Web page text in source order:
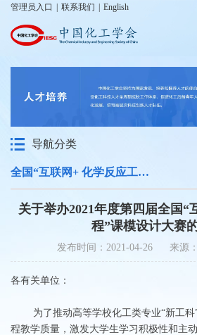
管理员入口 联系我们 English
导航分类
全国“互联网+ 化学反应工程”课模设计大赛
关于举办2021年度第四届全国“
程”课模设计大赛
发布时间：2021-04-26 来源
​各有关单位：
为了推动高等学校化工类专业“新工科
程教学质量，激发大学生学习积极性和主